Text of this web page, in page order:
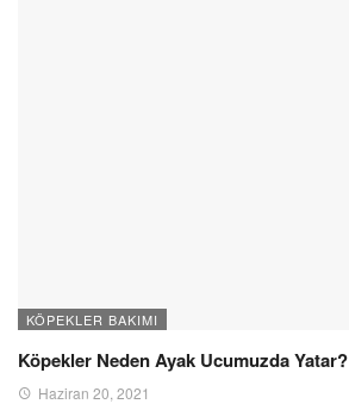
KÖPEKLER BAKIMI
Köpekler Neden Ayak Ucumuzda Yatar?
Haziran 20, 2021